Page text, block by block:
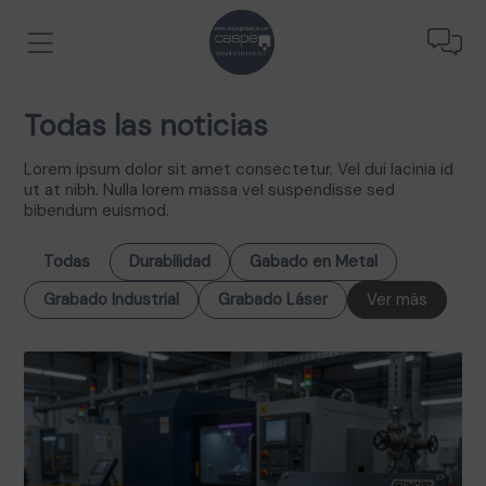
Todas las noticias
Lorem ipsum dolor sit amet consectetur. Vel dui lacinia id
ut at nibh. Nulla lorem massa vel suspendisse sed
bibendum euismod.
Todas Durabilidad
Gabado en Metal
Grabado Industrial
Grabado Láser Ver más